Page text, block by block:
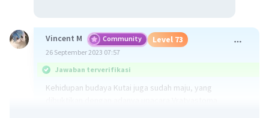
Vincent M Community Level 73
26 September 2023 07:57
Jawaban terverifikasi
Kehidupan budaya Kutai juga sudah maju, yang